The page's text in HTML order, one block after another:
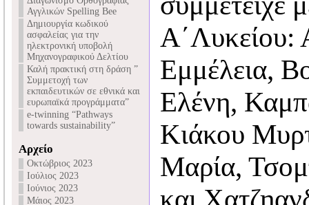
Αγγλικών Spelling Bee
Δημιουργία κωδικού
ασφαλείας για την
ηλεκτρονική υποβολή
Μηχανογραφικού Δελτίου
Καλή πρακτική στη δράση ”
Συμμετοχή των
εκπαιδευτικών σε εθνικά και
ευρωπαϊκά προγράμματα”
e-twinning “Pathways
towards sustainability”
Αρχείο
Οκτώβριος 2023
Ιούλιος 2023
Ιούνιος 2023
Μάιος 2023
Α΄Λυκείου:
Εμμέλεια,
Ελένη,
Κιάκου
Μαρία,